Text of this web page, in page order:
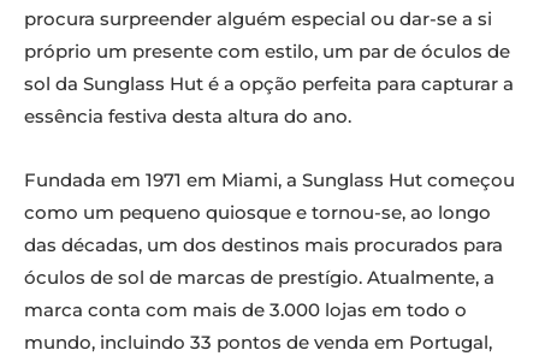
procura surpreender alguém especial ou dar-se a si
próprio um presente com estilo, um par de óculos de
sol da Sunglass Hut é a opção perfeita para capturar a
essência festiva desta altura do ano.
Fundada em 1971 em Miami, a Sunglass Hut começou
como um pequeno quiosque e tornou-se, ao longo
das décadas, um dos destinos mais procurados para
óculos de sol de marcas de prestígio. Atualmente, a
marca conta com mais de 3.000 lojas em todo o
mundo, incluindo 33 pontos de venda em Portugal,